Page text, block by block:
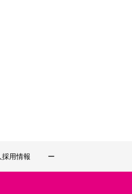
採用情報 ー